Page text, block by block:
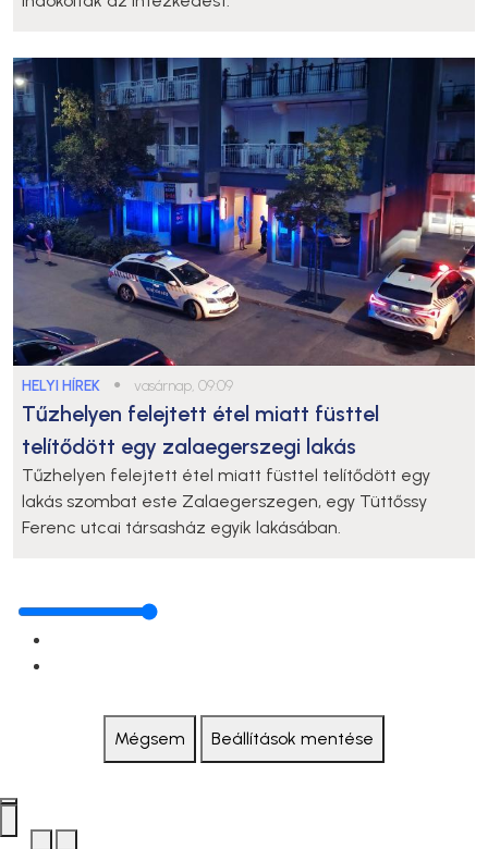
HELYI HÍREK ● vasárnap, 09:09
Tűzhelyen felejtett étel miatt füsttel
telítődött egy zalaegerszegi lakás
Tűzhelyen felejtett étel miatt füsttel telítődött egy
lakás szombat este Zalaegerszegen, egy Tüttőssy
Ferenc utcai társasház egyik lakásában.
Mégsem Beállítások mentése